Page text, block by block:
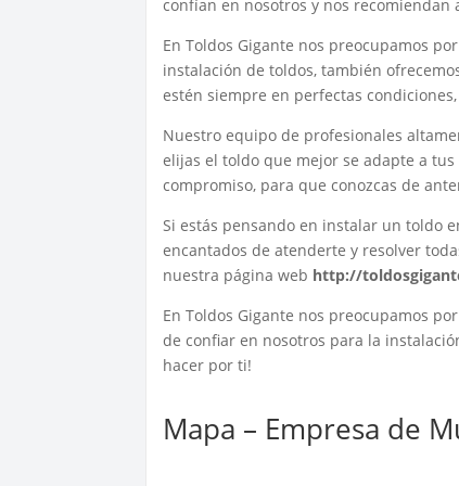
confían en nosotros y nos recomiendan
En Toldos Gigante nos preocupamos
instalación de toldos, también
estén siempre en perfectas
Nuestro equipo de profesionales
elijas el toldo que mejor se adapte a
compromiso, para que conozcas de
Si estás pensando en instalar un toldo
encantados de atenderte y resolver
nuestra página web http://
En Toldos Gigante nos preocupamos
de confiar en nosotros para la
hacer por ti!
Mapa – Empresa de